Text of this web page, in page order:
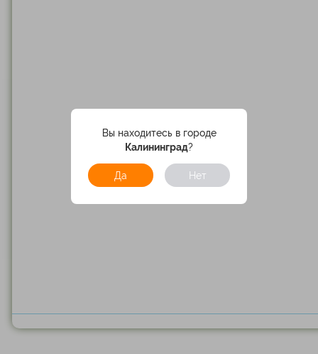
Вы находитесь в городе
Калининград?
Да Нет